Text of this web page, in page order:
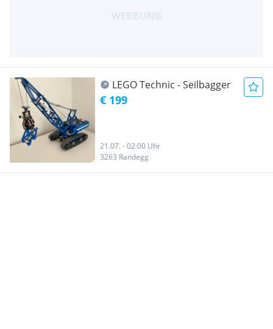
LEGO Technic - Seilbagger
€ 199
21.07. - 02:00 Uhr
3263 Randegg